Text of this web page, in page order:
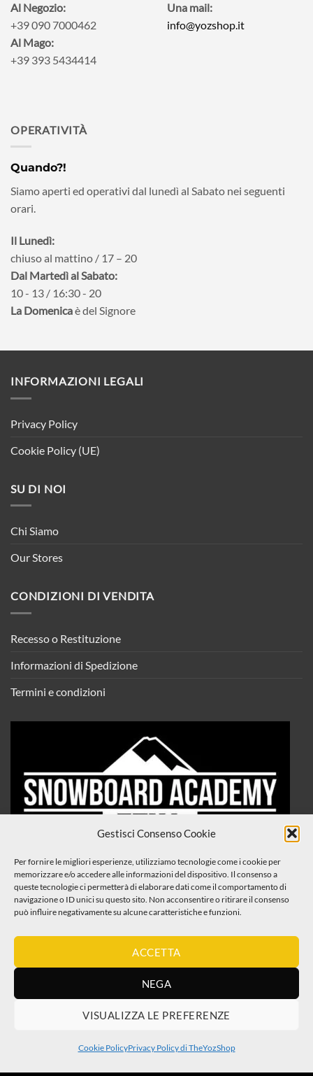
Gestisci Consenso Cookie
Per fornire le migliori esperienze, utilizziamo tecnologie come i cookie per
memorizzare e/o accedere alle informazioni del dispositivo. Il consenso a
queste tecnologie ci permetterà di elaborare dati come il comportamento di
navigazione o ID unici su questo sito. Non acconsentire o ritirare il consenso
può influire negativamente su alcune caratteristiche e funzioni.
ACCETTA
NEGA
VISUALIZZA LE PREFERENZE
Cookie PolicyPrivacy Policy di TheYozShop
Al Negozio:
+39 090 7000462
Al Mago:
+39 393 5434414
Una mail:
info@yozshop.it
OPERATIVITÀ
Quando?!
Siamo aperti ed operativi dal lunedì al Sabato nei seguenti
orari.
Il Lunedì:
chiuso al mattino / 17 – 20
Dal Martedì al Sabato:
10 - 13 / 16:30 - 20
La Domenicaè del Signore
INFORMAZIONI LEGALI
Privacy Policy
Cookie Policy (UE)
SU DI NOI
Chi Siamo
Our Stores
CONDIZIONI DI VENDITA
Recesso o Restituzione
Informazioni di Spedizione
Termini e condizioni